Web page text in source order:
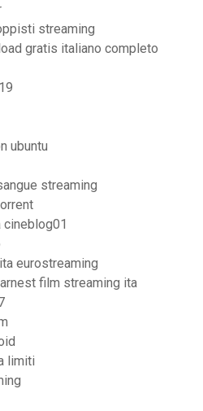
streaming
gratis italiano completo
ubuntu
streaming
eurostreaming
film streaming ita
limiti